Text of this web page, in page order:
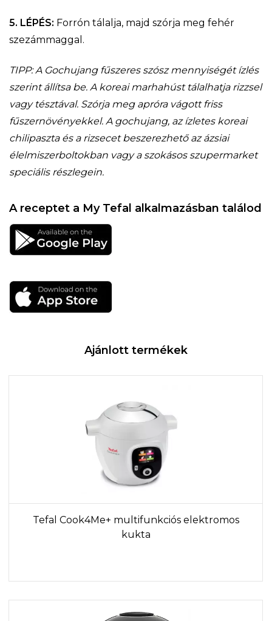
5. LÉPÉS: Forrón tálalja, majd szórja meg fehér
szezámmaggal.
TIPP: A Gochujang fűszeres szósz mennyiségét ízlés
szerint állítsa be. A koreai marhahúst tálalhatja rizzsel
vagy tésztával. Szórja meg apróra vágott friss
fűszernövényekkel. A gochujang, az ízletes koreai
chilipaszta és a rizsecet beszerezhető az ázsiai
élelmiszerboltokban vagy a szokásos szupermarket
speciális részlegein.
A receptet a My Tefal alkalmazásban találod
Ajánlott termékek
Tefal Cook4Me+ multifunkciós elektromos
kukta